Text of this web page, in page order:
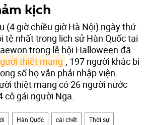
kịch
(4 giờ chiều giờ Hà Nội) ngày thứ
tệ nhất trong lịch sử Hàn Quốc tại
trong lễ hội Halloween đã
thiệt mạng
, 197 người khác bị
số họ vẫn phải nhập viện.
thiệt mạng có 26 người nước
cô gái người Nga.
Hàn Quốc cái chết Thời sự